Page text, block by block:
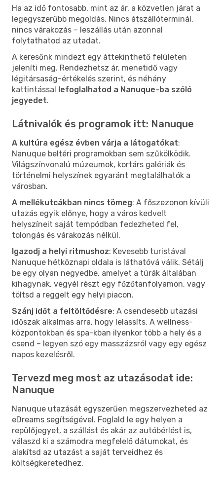
Ha az idő fontosabb, mint az ár, a közvetlen járat a
legegyszerűbb megoldás. Nincs átszállóterminál,
nincs várakozás – leszállás után azonnal
folytathatod az utadat.
A keresőnk mindezt egy áttekinthető felületen
jeleníti meg. Rendezhetsz ár, menetidő vagy
légitársaság-értékelés szerint, és néhány
kattintással lefoglalhatod a Nanuque-ba szóló
jegyedet.
Látnivalók és programok itt: Nanuque
A kultúra egész évben várja a látogatókat:
Nanuque beltéri programokban sem szűkölködik.
Világszínvonalú múzeumok, kortárs galériák és
történelmi helyszínek egyaránt megtalálhatók a
városban.
A mellékutcákban nincs tömeg: A főszezonon kívüli
utazás egyik előnye, hogy a város kedvelt
helyszíneit saját tempódban fedezheted fel,
tolongás és várakozás nélkül.
Igazodj a helyi ritmushoz: Kevesebb turistával
Nanuque hétköznapi oldala is láthatóvá válik. Sétálj
be egy olyan negyedbe, amelyet a túrák általában
kihagynak, vegyél részt egy főzőtanfolyamon, vagy
töltsd a reggelt egy helyi piacon.
Szánj időt a feltöltődésre: A csendesebb utazási
időszak alkalmas arra, hogy lelassíts. A wellness-
központokban és spa-kban ilyenkor több a hely és a
csend – legyen szó egy masszázsról vagy egy egész
napos kezelésről.
Tervezd meg most az utazásodat ide:
Nanuque
Nanuque utazását egyszerűen megszervezheted az
eDreams segítségével. Foglald le egy helyen a
repülőjegyet, a szállást és akár az autóbérlést is,
válaszd ki a számodra megfelelő dátumokat, és
alakítsd az utazást a saját terveidhez és
költségkeretedhez.